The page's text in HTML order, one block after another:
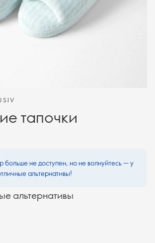
тапочки
больше не доступен, но не волнуйтесь — у
альтернативы!
альтернативы